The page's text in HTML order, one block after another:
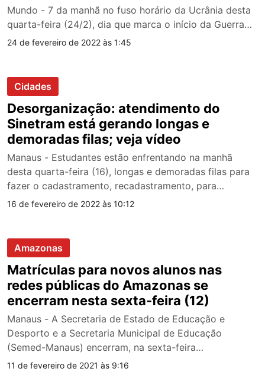
Mundo - 7 da manhã no fuso horário da Ucrânia desta
quarta-feira (24/2), dia que marca o início da Guerra…
24 de fevereiro de 2022 às 1:45
Cidades
Desorganização: atendimento do
Sinetram está gerando longas e
demoradas filas; veja vídeo
Manaus - Estudantes estão enfrentando na manhã
desta quarta-feira (16), longas e demoradas filas para
fazer o cadastramento, recadastramento, para…
16 de fevereiro de 2022 às 10:12
Amazonas
Matrículas para novos alunos nas
redes públicas do Amazonas se
encerram nesta sexta-feira (12)
Manaus - A Secretaria de Estado de Educação e
Desporto e a Secretaria Municipal de Educação
(Semed-Manaus) encerram, na sexta-feira…
11 de fevereiro de 2021 às 9:16